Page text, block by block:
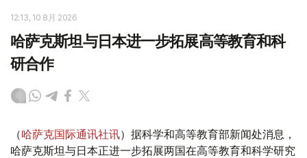
12:13, 10 8月 2026
哈萨克斯坦与日本进一步拓展高等教育和科
研合作
（哈萨克国际通讯社讯）据科学和高等教育部新闻处消息，
哈萨克斯坦与日本正进一步拓展两国在高等教育和科学研究